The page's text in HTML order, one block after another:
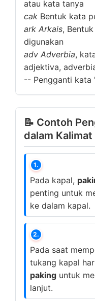
atau kata tanya
cak Bentuk kata
ark Arkais,
digunakan
adv Adverbia,
adjektiva,
-- Pengganti kata
📝 Contoh
dalam Kalimat
1.
Pada kapal,
penting untuk
ke dalam kapal.
2.
Pada saat
tukang kapal
paking untuk
lanjut.